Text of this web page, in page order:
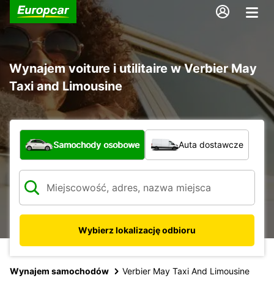
Wynajem voiture i utilitaire w Verbier May
Taxi and Limousine
Jaki typ pojazdu?
Samochody osobowe Auta dostawcze
Wybierz lokalizację odbioru
Wynajem samochodów Verbier May Taxi And Limousine